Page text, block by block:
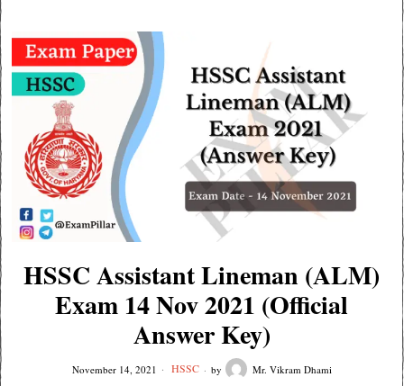
HSSC Assistant Lineman (ALM)
Exam 14 Nov 2021 (Official
Answer Key)
November 14, 2021 HSSC by Mr. Vikram Dhami